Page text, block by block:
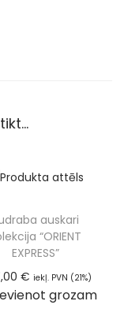
auskari
“ORIENT
EXPRESS”
€ iekļ. PVN (21%)
grozam